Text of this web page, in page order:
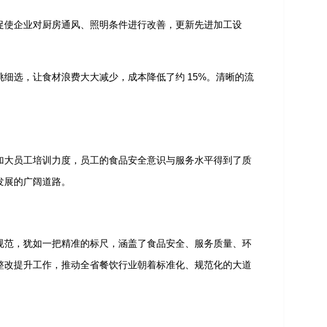
企业对厨房通风、照明条件进行改善，更新先进加工设
选，让食材浪费大大减少，成本降低了约 15%。清晰的流
员工培训力度，员工的食品安全意识与服务水平得到了质
的广阔道路。
，犹如一把精准的标尺，涵盖了食品安全、服务质量、环
提升工作，推动全省餐饮行业朝着标准化、规范化的大道